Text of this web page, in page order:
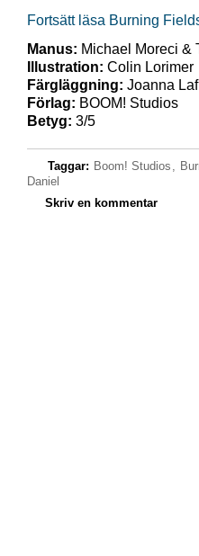
Fortsätt läsa Burning
Manus: Michael Moreci &
Illustration: Colin Lorimer
Färgläggning: Joanna
Förlag: BOOM! Studios
Betyg: 3/5
Taggar: Boom! Studios ,
Daniel
Skriv en kommentar